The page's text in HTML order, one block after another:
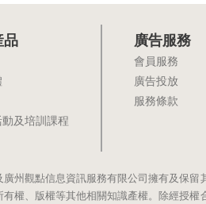
品
及培訓課程
廣告服務
會員服務
廣告投放
服務條款
州觀點信息資訊服務有限公司擁有及保
權、版權等其他相關知識產權。除經授